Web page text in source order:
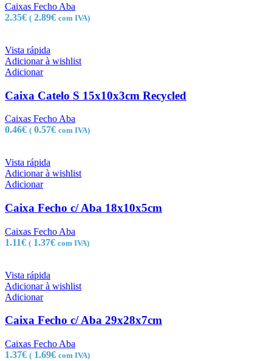
Caixas Fecho Aba
2.35€ ( 2.89€ com IVA)
Vista rápida
Adicionar à wishlist
Adicionar
Caixa Catelo S 15x10x3cm Recycled
Caixas Fecho Aba
0.46€ ( 0.57€ com IVA)
Vista rápida
Adicionar à wishlist
Adicionar
Caixa Fecho c/ Aba 18x10x5cm
Caixas Fecho Aba
1.11€ ( 1.37€ com IVA)
Vista rápida
Adicionar à wishlist
Adicionar
Caixa Fecho c/ Aba 29x28x7cm
Caixas Fecho Aba
1.37€ ( 1.69€ com IVA)